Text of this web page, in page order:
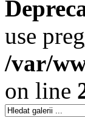
use
/var/
on line